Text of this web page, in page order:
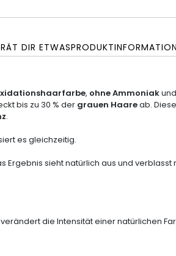
DIR ETWAS
, ohne Ammoniak
bis zu 30 % der grauen Haareab. Diese
.
es gleichzeitig.
sieht natürlich aus und
die Intensität einer natürlichen